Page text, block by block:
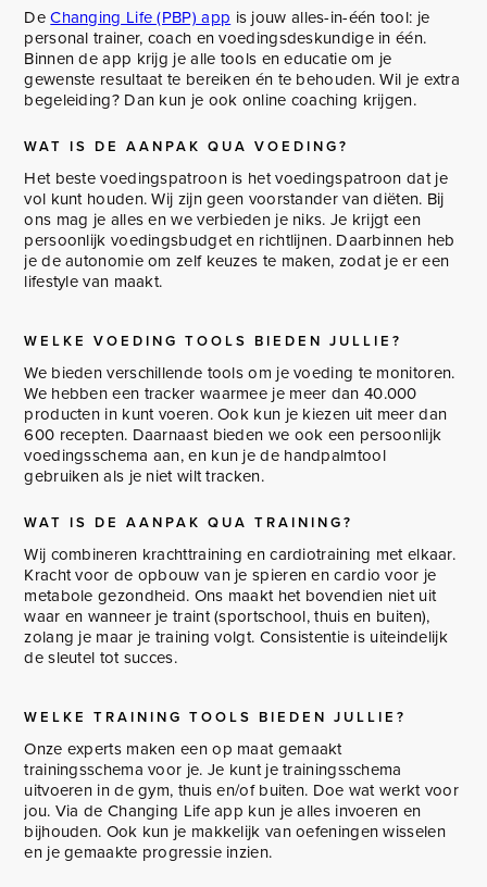
DeChanging Life (PBP) app is jouw alles-in-één tool: je
personal trainer, coach en voedingsdeskundige in één.
Binnen de app krijg je alle tools en educatie om je
gewenste resultaat te bereiken én te behouden. Wil je extra
begeleiding? Dan kun je ook online coaching krijgen.
WAT IS DE AANPAK QUA VOEDING?
Het beste voedingspatroon is het voedingspatroon dat je
vol kunt houden. Wij zijn geen voorstander van diëten. Bij
ons mag je alles en we verbieden je niks. Je krijgt een
persoonlijk voedingsbudget en richtlijnen. Daarbinnen heb
je de autonomie om zelf keuzes te maken, zodat je er een
lifestyle van maakt.
WELKE VOEDING TOOLS BIEDEN JULLIE?
We bieden verschillende tools om je voeding te monitoren.
We hebben een tracker waarmee je meer dan 40.000
producten in kunt voeren. Ook kun je kiezen uit meer dan
600 recepten. Daarnaast bieden we ook een persoonlijk
voedingsschema aan, en kun je de handpalmtool
gebruiken als je niet wilt tracken.
WAT IS DE AANPAK QUA TRAINING?
Wij combineren krachttraining en cardiotraining met elkaar.
Kracht voor de opbouw van je spieren en cardio voor je
metabole gezondheid. Ons maakt het bovendien niet uit
waar en wanneer je traint (sportschool, thuis en buiten),
zolang je maar je training volgt. Consistentie is uiteindelijk
de sleutel tot succes.
WELKE TRAINING TOOLS BIEDEN JULLIE?
Onze experts maken een op maat gemaakt
trainingsschema voor je. Je kunt je trainingsschema
uitvoeren in de gym, thuis en/of buiten. Doe wat werkt voor
jou. Via de Changing Life app kun je alles invoeren en
bijhouden. Ook kun je makkelijk van oefeningen wisselen
en je gemaakte progressie inzien.